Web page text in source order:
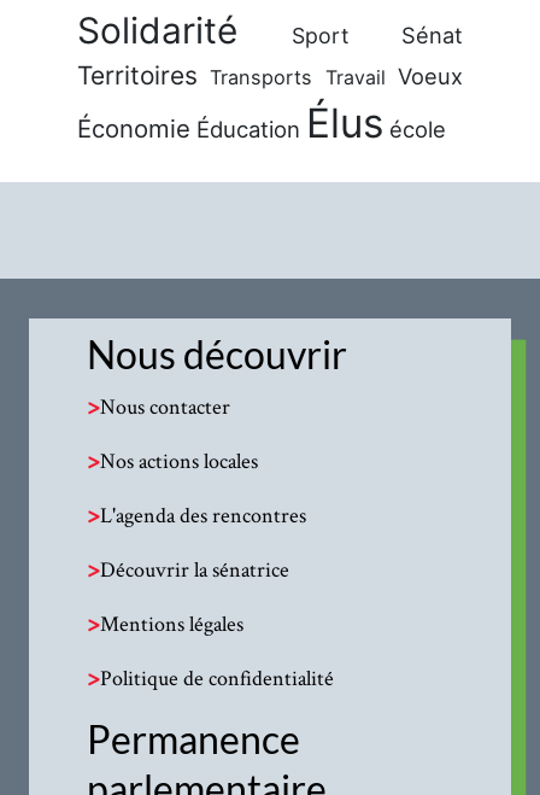
Solidarité Sport Sénat
Territoires Transports Travail Voeux
Économie Éducation Élus école
Nous découvrir
>Nous contacter
>Nos actions locales
>L'agenda des rencontres
>Découvrir la sénatrice
>Mentions légales
>Politique de confidentialité
Permanence